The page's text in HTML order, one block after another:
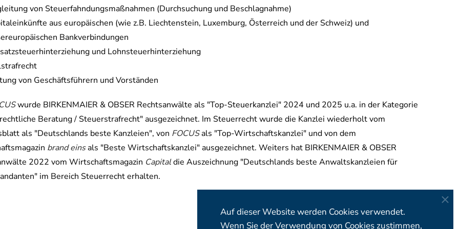
Auf dieser Website werden Cookies verwendet.
Wenn Sie der Verwendung von Cookies zustimmen,
von Steuerfahndungsmaßnahmen (Durchsuchung und Beschlagnahme)
aus europäischen (wie z.B. Liechtenstein, Luxemburg, Österreich und der Schweiz) und
Bankverbindungen
und Lohnsteuerhinterziehung
von Geschäftsführern und Vorständen
wurde BIRKENMAIER & OBSER Rechtsanwälte als "Top-Steuerkanzlei" 2024 und 2025 u.a. in der Kategorie
Beratung / Steuerstrafrecht" ausgezeichnet. Im Steuerrecht wurde die Kanzlei wiederholt vom
als "Deutschlands beste Kanzleien", von FOCUSals "Top-Wirtschaftskanzlei" und von dem
brand einsals "Beste Wirtschaftskanzlei" ausgezeichnet. Weiters hat BIRKENMAIER & OBSER
2022 vom Wirtschaftsmagazin Capitaldie Auszeichnung "Deutschlands beste Anwaltskanzleien für
im Bereich Steuerrecht erhalten.